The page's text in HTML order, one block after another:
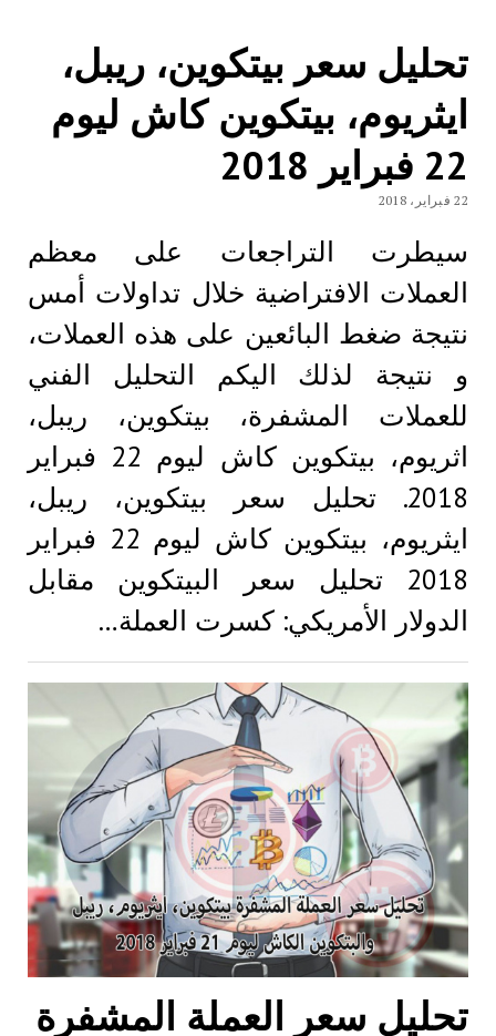
تحليل سعر بيتكوين، ريبل،
ايثريوم، بيتكوين كاش ليوم
22 فبراير 2018
22 فبراير، 2018
سيطرت التراجعات على معظم
العملات الافتراضية خلال تداولات أمس
نتيجة ضغط البائعين على هذه العملات،
و نتيجة لذلك اليكم التحليل الفني
للعملات المشفرة، بيتكوين، ريبل،
اثريوم، بيتكوين كاش ليوم 22 فبراير
2018. تحليل سعر بيتكوين، ريبل،
ايثريوم، بيتكوين كاش ليوم 22 فبراير
2018 تحليل سعر البيتكوين مقابل
الدولار الأمريكي: كسرت العملة…
تحليل سعر العملة المشفرة